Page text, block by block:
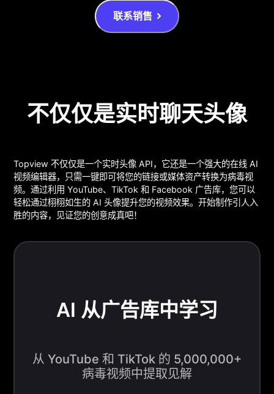
联系销售
不仅仅是实时聊天头像
Topview 不仅仅是一个实时头像 API，它还是一个强大的在线 AI
视频编辑器，只需一键即可将您的链接或媒体资产转换为病毒视
频。通过利用 YouTube、TikTok 和 Facebook 广告库，您可以
轻松通过栩栩如生的 AI 头像提升您的视频效果。开始制作引人入
胜的内容，见证您的创意成真吧！
AI 从广告库中学习
从 YouTube 和 TikTok 的 5,000,000+
病毒视频中提取见解